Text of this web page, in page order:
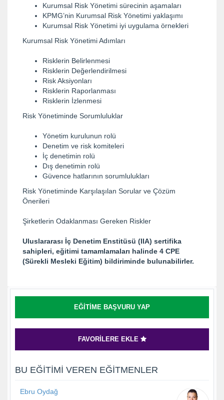
Kurumsal Risk Yönetimi sürecinin aşamaları
KPMG’nin Kurumsal Risk Yönetimi yaklaşımı
Kurumsal Risk Yönetimi iyi uygulama örnekleri
Kurumsal Risk Yönetimi Adımları
Risklerin Belirlenmesi
Risklerin Değerlendirilmesi
Risk Aksiyonları
Risklerin Raporlanması
Risklerin İzlenmesi
Risk Yönetiminde Sorumluluklar
Yönetim kurulunun rolü
Denetim ve risk komiteleri
İç denetimin rolü
Dış denetimin rolü
Güvence hatlarının sorumlulukları
Risk Yönetiminde Karşılaşılan Sorular ve Çözüm
Önerileri
Şirketlerin Odaklanması Gereken Riskler
Uluslararası İç Denetim Enstitüsü (IIA) sertifika
sahipleri, eğitimi tamamlamaları halinde 4 CPE
(Sürekli Mesleki Eğitim) bildiriminde bulunabilirler.
EĞITIME BAŞVURU YAP
FAVORILERE EKLE
BU EĞITIMI VEREN EĞITMENLER
Ebru Oydağ